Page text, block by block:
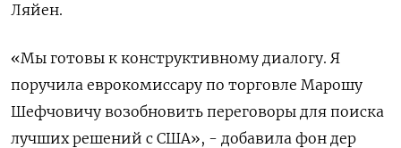
Ляйен.
«Мы готовы к конструктивному диалогу. Я
поручила еврокомиссару по торговле Марошу
Шефчовичу возобновить переговоры для поиска
лучших решений с США», - добавила фон дер